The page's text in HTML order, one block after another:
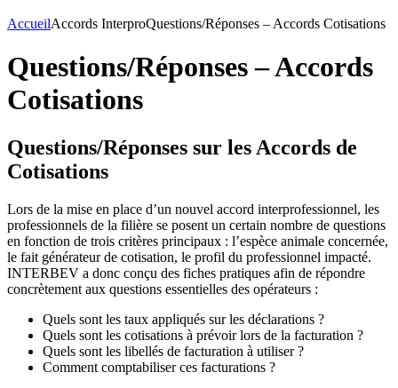
AccueilAccords InterproQuestions/Réponses – Accords Cotisations
Questions/Réponses – Accords
Cotisations
Questions/Réponses sur les Accords de
Cotisations
Lors de la mise en place d’un nouvel accord interprofessionnel, les
professionnels de la filière se posent un certain nombre de questions
en fonction de trois critères principaux : l’espèce animale concernée,
le fait générateur de cotisation, le profil du professionnel impacté.
INTERBEV a donc conçu des fiches pratiques afin de répondre
concrètement aux questions essentielles des opérateurs :
Quels sont les taux appliqués sur les déclarations ?
Quels sont les cotisations à prévoir lors de la facturation ?
Quels sont les libellés de facturation à utiliser ?
Comment comptabiliser ces facturations ?